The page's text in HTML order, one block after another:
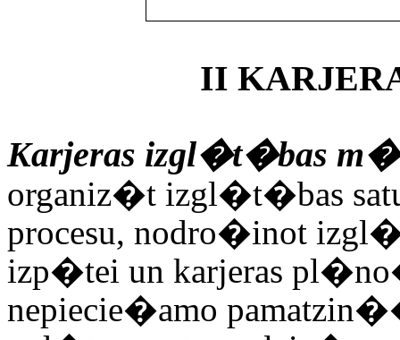
II
Karjeras izgl�t�bas
organiz�t izgl�t�bas
procesu, nodro�inot
izp�tei un karjeras
nepiecie�amo